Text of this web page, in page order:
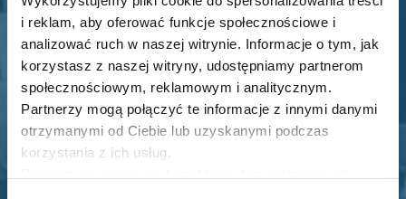
i reklam, aby oferować funkcje społecznościowe i
analizować ruch w naszej witrynie. Informacje o tym, jak
korzystasz z naszej witryny, udostępniamy partnerom
społecznościowym, reklamowym i analitycznym.
Partnerzy mogą połączyć te informacje z innymi danymi
otrzymanymi od Ciebie lub uzyskanymi podczas
korzystania z ich usług.
Opinie naszych
uczestników